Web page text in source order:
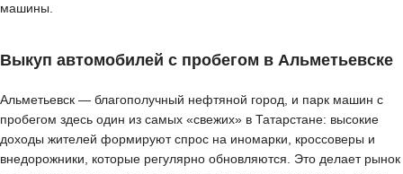
машины.
Выкуп автомобилей с пробегом в Альметьевске
Альметьевск — благополучный нефтяной город, и парк машин с
пробегом здесь один из самых «свежих» в Татарстане: высокие
доходы жителей формируют спрос на иномарки, кроссоверы и
внедорожники, которые регулярно обновляются. Это делает рынок